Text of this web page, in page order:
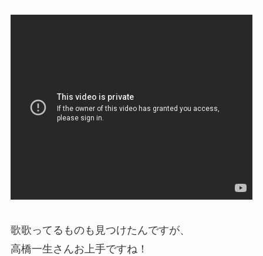
歌歌ってるものも見つけたんですが、
高橋一生さんお上手ですね！